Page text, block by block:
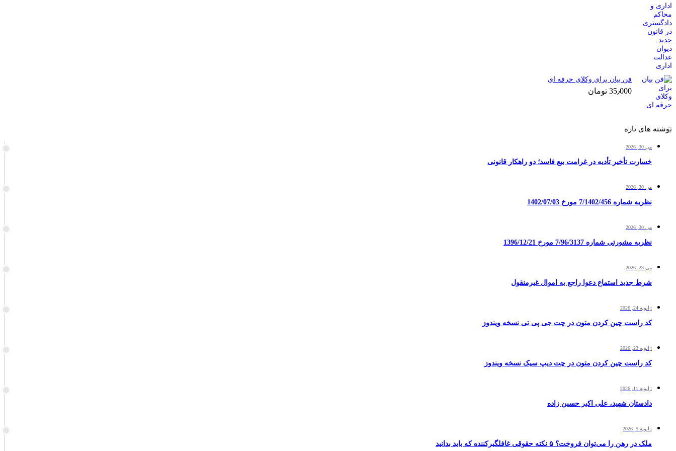
فن بیان برای وکلای حرفه ای
35٫000 تومان
نوشته های تازه
می 30, 2026
خسارت تأخیر تأدیه در غرامت بیع فاسد؛ دو راهکار قانونی
می 30, 2026
نظریه شماره 7/1402/456 مورخ 1402/07/03
می 30, 2026
نظریه مشورتی شماره 7/96/3137 مورخ 1396/12/21
می 23, 2026
شرط جدید استماع دعوا راجع به اموال غیرمنقول
ژانویه 24, 2026
کد راست چین کردن متون در چت جی پی تی نسخه ویندوز
ژانویه 23, 2026
کد راست چین کردن متون در چت دیپ سیک نسخه ویندوز
ژانویه 11, 2026
دادستان شهید، علی اکبر حسین زاده
ژانویه 5, 2026
ملک در رهن را می‌توان فروخت؟ ۵ نکته حقوقی غافلگیرکننده که باید بدانید